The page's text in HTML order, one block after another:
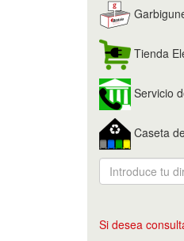
Tienda
Servicio
Caseta
Si desea